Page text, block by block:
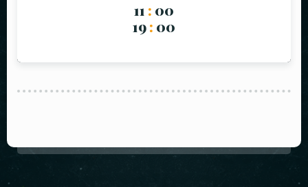
11 : 00
19: 00